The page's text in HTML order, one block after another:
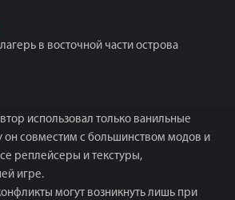
в восточной части острова
использовал только ванильные
он совместим с большинством модов и
реплейсеры и текстуры,
игре.
могут возникнуть лишь при